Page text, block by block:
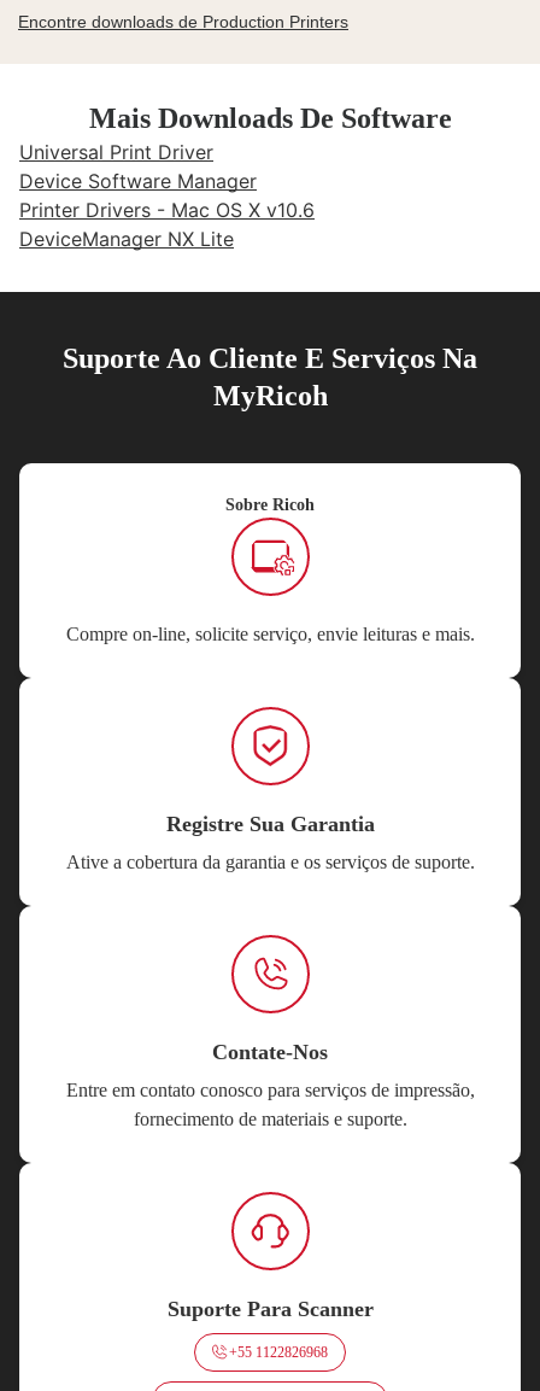
Encontre downloads de Production Printers
Mais Downloads De Software
Universal Print Driver
Device Software Manager
Printer Drivers - Mac OS X v10.6
DeviceManager NX Lite
Suporte Ao Cliente E Serviços Na
MyRicoh
Sobre Ricoh
Compre on-line, solicite serviço, envie leituras e mais.
Registre Sua Garantia
Ative a cobertura da garantia e os serviços de suporte.
Contate-Nos
Entre em contato conosco para serviços de impressão,
fornecimento de materiais e suporte.
Suporte Para Scanner
+55 1122826968